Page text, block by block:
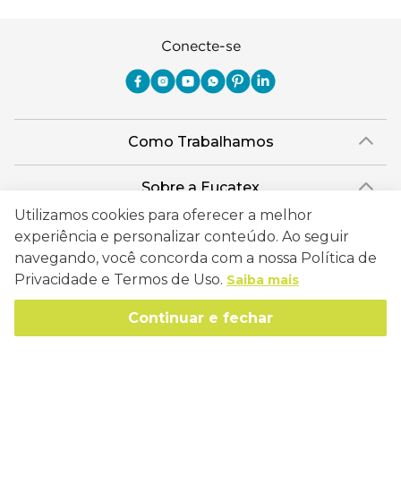
Conecte-se
Como Trabalhamos
Política de Privacidade
Trocas e Devoluções
Retire em Loja
Regulamentos e Promoções
Políticas de Revenda
Sobre a Eucatex
História
Canal de Ética
Política de Patrocínio
Onde Estamos
Sustentabilidade
Missão, Visão e Valores
Socioambiental
Atendimento
lojaeucatex@eucatex.com.br
Links Úteis
Utilizamos cookies para oferecer a melhor
experiência e personalizar conteúdo. Ao seguir
navegando, você concorda com a nossa Política de
Privacidade e Termos de Uso. Saiba mais
Continuar e fechar